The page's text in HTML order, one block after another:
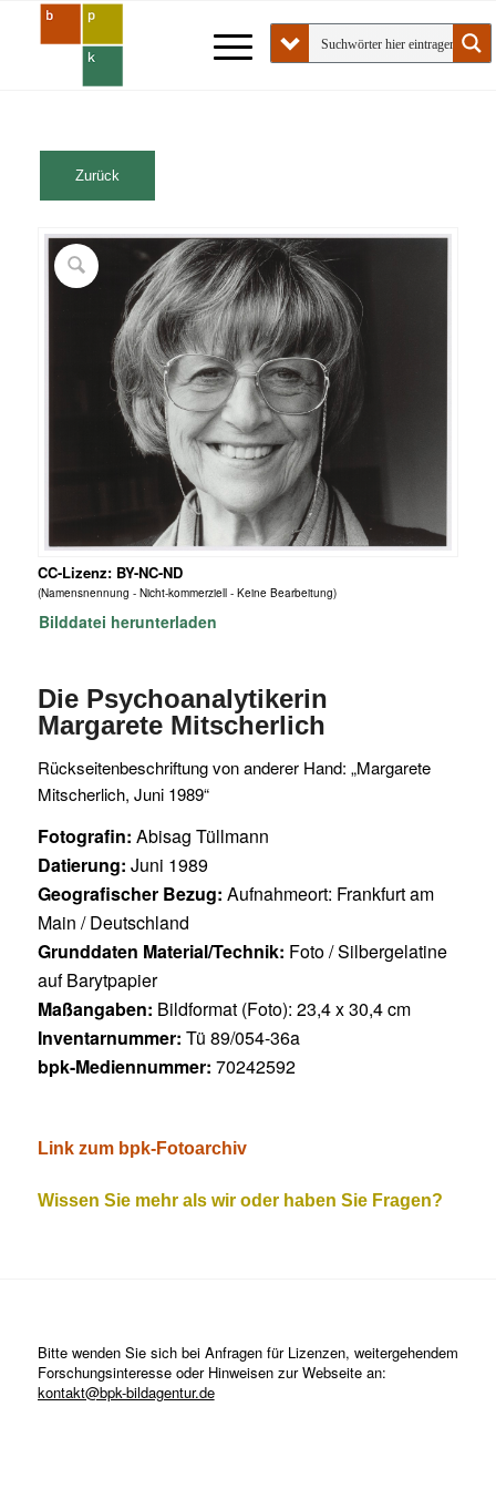
CC-Lizenz: BY-NC-ND
(Namensnennung - Nicht-kommerziell - Keine Bearbeitung)
Bilddatei herunterladen
Die Psychoanalytikerin
Margarete Mitscherlich
Rückseitenbeschriftung von anderer Hand: „Margarete
Mitscherlich, Juni 1989“
Fotografin: Abisag Tüllmann
Datierung: Juni 1989
Geografischer Bezug: Aufnahmeort: Frankfurt am
Main / Deutschland
Grunddaten Material/Technik: Foto / Silbergelatine
auf Barytpapier
Maßangaben: Bildformat (Foto): 23,4 x 30,4 cm
Inventarnummer: Tü 89/054-36a
bpk-Mediennummer: 70242592
Link zum bpk-Fotoarchiv
Wissen Sie mehr als wir oder haben Sie Fragen?
Bitte wenden Sie sich bei Anfragen für Lizenzen, weitergehendem
Forschungsinteresse oder Hinweisen zur Webseite an:
kontakt@bpk-bildagentur.de